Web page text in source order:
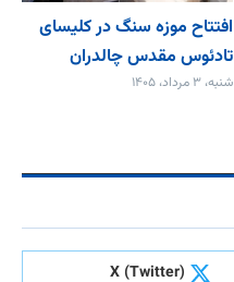
افتتاح موزه سنگ در کلیسای
تادئوس مقدس چالدران
شنبه، ۳ مرداد، ۱۴۰۵
X (Twitter)